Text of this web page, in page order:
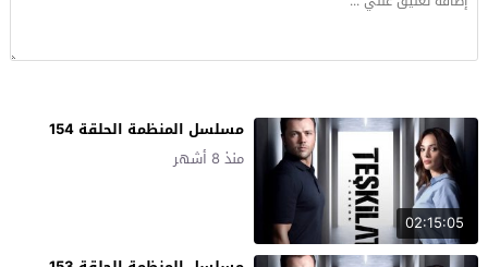
02:15:05
مسلسل المنظمة الحلقة 154
منذ 8 أشهر